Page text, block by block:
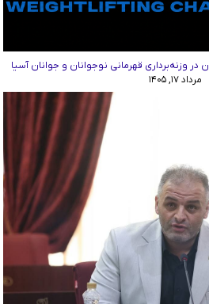
در وزنه‌برداری قهرمانی نوجوانان و جوانان آسیا
مرداد ۱۷, ۱۴۰۵